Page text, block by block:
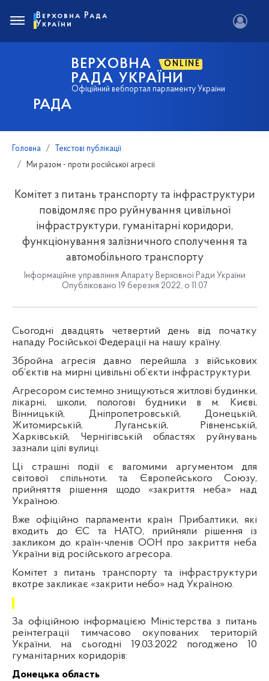
РАДА
ВЕРХОВНА ONLINE
РАДА УКРАЇНИ
Офіційний вебпортал парламенту України
Верховна Рада
України
Головна
Текстові публікації
Ми разом - проти російської агресії
Комітет з питань транспорту та інфраструктури
повідомляє про руйнування цивільної
інфраструктури, гуманітарні коридори,
функціонування залізничного сполучення та
автомобільного транспорту
Інформаційне управління Апарату Верховної Ради України
Опубліковано 19 березня 2022, о 11:07
Сьогодні двадцять четвертий день від початку
нападу Російської Федерації на нашу країну.
Збройна агресія давно перейшла з військових
об’єктів на мирні цивільні об’єкти інфраструктури.
Агресором системно знищуються житлові будинки,
лікарні, школи, пологові будники в м. Києві,
Вінницькій, Дніпропетровській, Донецькій,
Житомирській, Луганській, Рівненській,
Харківській, Чернігівській областях руйнувань
зазнали цілі вулиці.
Ці страшні події є вагомими аргументом для
світової спільноти, та Європейського Союзу,
прийняття рішення щодо «закриття неба» над
Україною.
Вже офіційно парламенти країн Прибалтики, які
входить до ЄС та НАТО, прийняли рішення із
закликом до країн-членів ООН про закриття неба
України від російського агресора.
Комітет з питань транспорту та інфраструктури
вкотре закликає «закрити небо» над Україною.
За офіційною інформацією Міністерства з питань
реінтеграції тимчасово окупованих територій
України, на сьогодні 19.03.2022 погоджено 10
гуманітарних коридорів:
Донецька область